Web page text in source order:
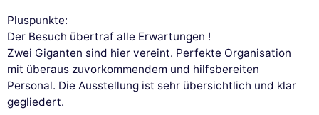
Pluspunkte:
Der Besuch übertraf alle Erwartungen !
Zwei Giganten sind hier vereint. Perfekte Organisation
mit überaus zuvorkommendem und hilfsbereiten
Personal. Die Ausstellung ist sehr übersichtlich und klar
gegliedert.